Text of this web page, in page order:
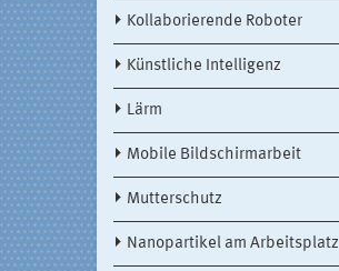
Kollaborierende Roboter
Künstliche Intelligenz
Lärm
Mobile Bildschirmarbeit
Mutterschutz
Nanopartikel am Arbeitsplatz